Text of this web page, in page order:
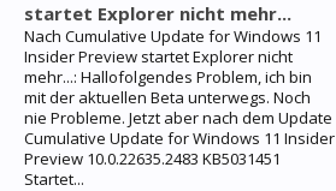
startet Explorer nicht mehr...
Nach Cumulative Update for Windows 11
Insider Preview startet Explorer nicht
mehr...: Hallofolgendes Problem, ich bin
mit der aktuellen Beta unterwegs. Noch
nie Probleme. Jetzt aber nach dem Update
Cumulative Update for Windows 11 Insider
Preview 10.0.22635.2483 KB5031451
Startet...